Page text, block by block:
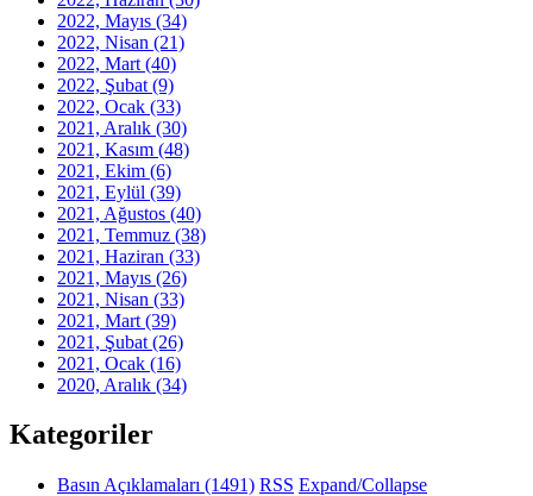
2022, Mayıs (34)
2022, Nisan (21)
2022, Mart (40)
2022, Şubat (9)
2022, Ocak (33)
2021, Aralık (30)
2021, Kasım (48)
2021, Ekim (6)
2021, Eylül (39)
2021, Ağustos (40)
2021, Temmuz (38)
2021, Haziran (33)
2021, Mayıs (26)
2021, Nisan (33)
2021, Mart (39)
2021, Şubat (26)
2021, Ocak (16)
2020, Aralık (34)
Kategoriler
Basın Açıklamaları (1491) RSS Expand/Collapse